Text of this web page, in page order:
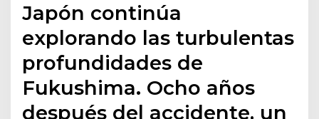
Japón continúa
explorando las turbulentas
profundidades de
Fukushima. Ocho años
después del accidente, un